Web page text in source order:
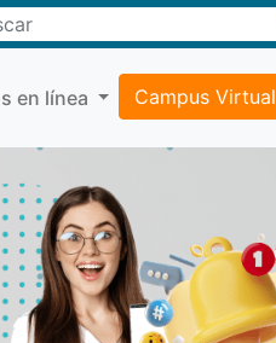
en línea Campus Virtual